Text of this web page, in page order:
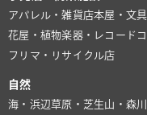
アパレル・雑貨店本屋・文
花屋・植物楽器・レコード
フリマ・リサイクル店
自然
海・浜辺 草原・芝生山・森